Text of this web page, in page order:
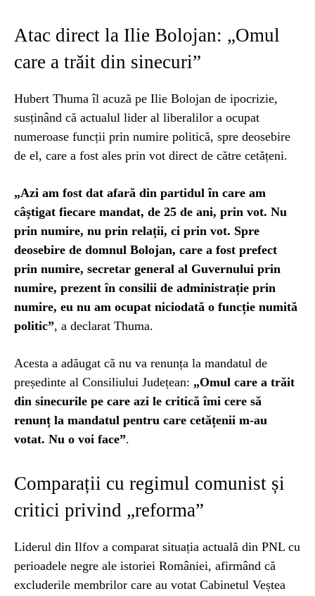
Atac direct la Ilie Bolojan: „Omul
care a trăit din sinecuri”
Hubert Thuma îl acuză pe Ilie Bolojan de ipocrizie,
susținând că actualul lider al liberalilor a ocupat
numeroase funcții prin numire politică, spre deosebire
de el, care a fost ales prin vot direct de către cetățeni.
„Azi am fost dat afară din partidul în care am
câștigat fiecare mandat, de 25 de ani, prin vot. Nu
prin numire, nu prin relații, ci prin vot. Spre
deosebire de domnul Bolojan, care a fost prefect
prin numire, secretar general al Guvernului prin
numire, prezent în consilii de administrație prin
numire, eu nu am ocupat niciodată o funcție numită
politic”, a declarat Thuma.
Acesta a adăugat că nu va renunța la mandatul de
președinte al Consiliului Județean: „Omul care a trăit
din sinecurile pe care azi le critică îmi cere să
renunț la mandatul pentru care cetățenii m-au
votat. Nu o voi face”.
Comparații cu regimul comunist și
critici privind „reforma”
Liderul din Ilfov a comparat situația actuală din PNL cu
perioadele negre ale istoriei României, afirmând că
excluderile membrilor care au votat Cabinetul Veștea